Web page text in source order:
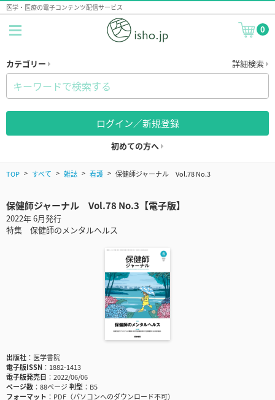
医学・医療の電子コンテンツ配信サービス
0
カテゴリー 詳細検索
ログイン／新規登録
初めての方へ
TOP すべて 雑誌 看護 保健師ジャーナル Vol.78 No.3
保健師ジャーナル Vol.78 No.3【電子版】
2022年 6月発行
特集 保健師のメンタルヘルス
出版社
医学書院
電子版ISSN
1882-1413
電子版発売日
2022/06/06
ページ数
88ページ判型
B5
フォーマット
PDF（パソコンへのダウンロード不可）